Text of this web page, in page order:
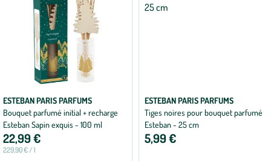
ESTEBAN PARIS PARFUMS
Bouquet parfumé initial + recharge
Esteban Sapin exquis - 100 ml
22,99 €
229,90 € / l
ESTEBAN PARIS PARFUMS
Tiges noires pour bouquet parfumé
Esteban - 25 cm
5,99 €